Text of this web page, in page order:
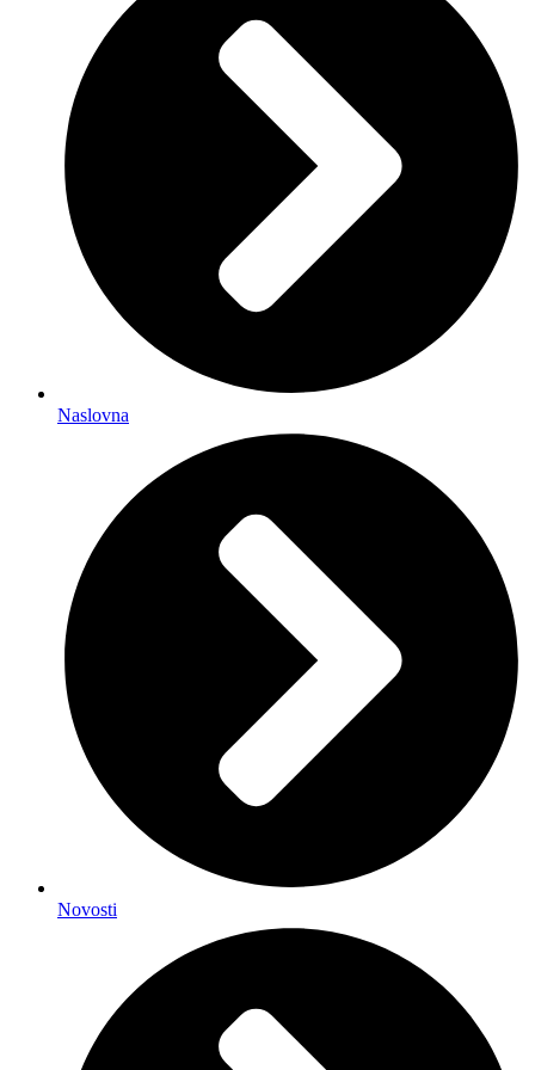
Naslovna
Novosti